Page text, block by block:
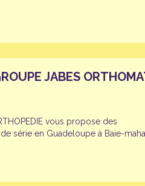
JABES
vous propose des
série en Guadeloupe à Baie-